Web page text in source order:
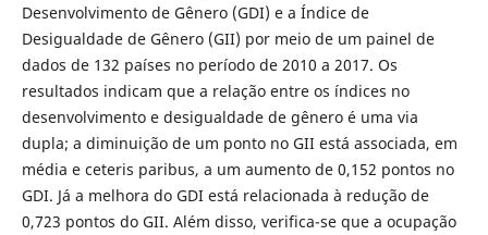
Desenvolvimento de Gênero (GDI) e a Índice de
Desigualdade de Gênero (GII) por meio de um painel de
dados de 132 países no período de 2010 a 2017. Os
resultados indicam que a relação entre os índices no
desenvolvimento e desigualdade de gênero é uma via
dupla; a diminuição de um ponto no GII está associada, em
média e ceteris paribus, a um aumento de 0,152 pontos no
GDI. Já a melhora do GDI está relacionada à redução de
0,723 pontos do GII. Além disso, verifica-se que a ocupação